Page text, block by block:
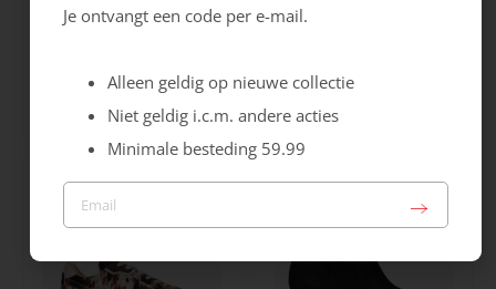
Cristallino Roma
129.99
Je ontvangt een code per e-mail.
Alleen geldig op nieuwe collectie
Niet geldig i.c.m. andere acties
Minimale besteding 59.99